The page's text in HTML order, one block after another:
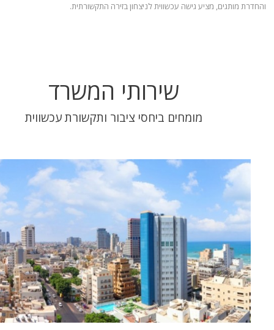
והחדרת מותגים, מציע גישה עכשווית לניצחון בזירה התקשורתית.
שירותי המשרד
מומחים ביחסי ציבור ותקשורת עכשווית